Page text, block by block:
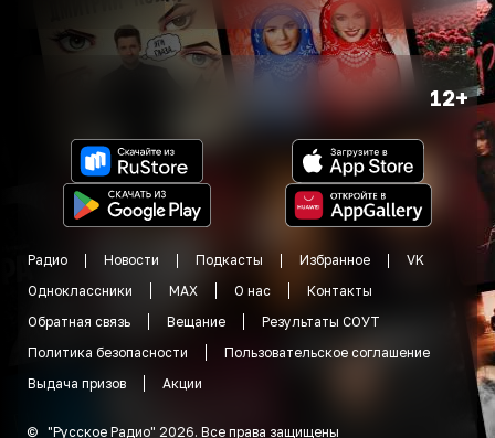
12+
Радио Новости Подкасты Избранное
VK
Одноклассники
MAX О нас
Контакты
Обратная связь
Вещание
Результаты СОУТ
Политика безопасности
Пользовательское соглашение
Выдача призов
Акции
© "Русское Радио" 2026. Все права защищены